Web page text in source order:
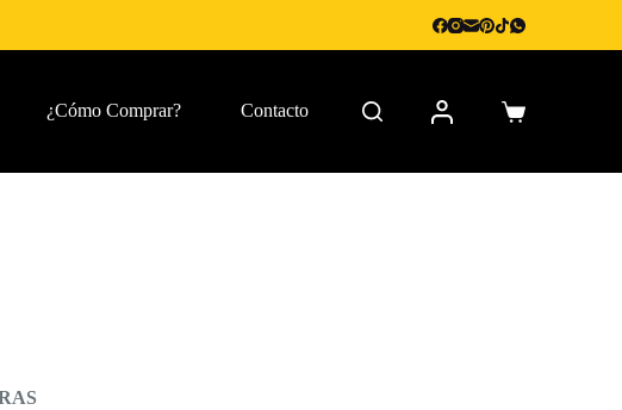
¿Cómo Comprar? Contacto
Carro